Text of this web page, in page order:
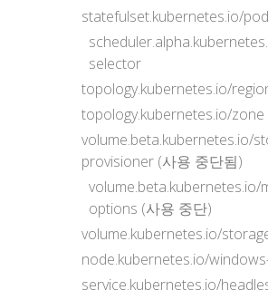
statefulset.kubernetes.io/
selector
topology.kubernetes.io/
topology.kubernetes.io/zone
volume.beta.kubernetes.io/
provisioner (사용 중단됨)
volume.beta.kubernetes.io/
options (사용 중단)
volume.kubernetes.io/
node.kubernetes.io/
service.kubernetes.io/